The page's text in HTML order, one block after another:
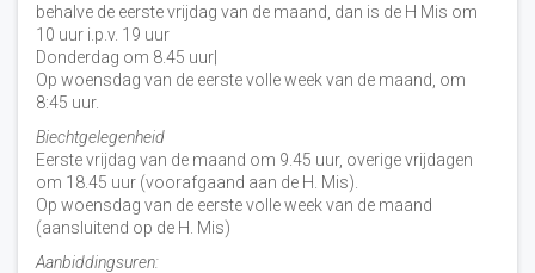
behalve de eerste vrijdag van de maand, dan is de H Mis om
10 uur i.p.v. 19 uur
Donderdag om 8.45 uur|
Op woensdag van de eerste volle week van de maand, om
8:45 uur.
Biechtgelegenheid
Eerste vrijdag van de maand om 9.45 uur, overige vrijdagen
om 18.45 uur (voorafgaand aan de H. Mis).
Op woensdag van de eerste volle week van de maand
(aansluitend op de H. Mis)
Aanbiddingsuren: